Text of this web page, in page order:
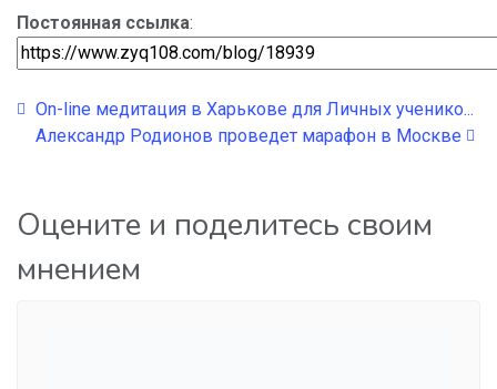
Постоянная ссылка:
On-line медитация в Харькове для Личных ученико...
Александр Родионов проведет марафон в Москве
Оцените и поделитесь своим
мнением